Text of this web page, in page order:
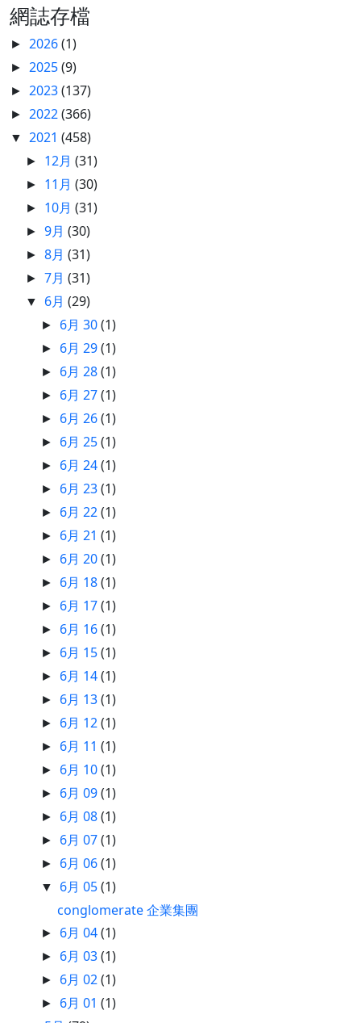
網誌存檔
► 2026(1)
► 2025(9)
► 2023(137)
► 2022(366)
▼ 2021 (458)
► 12月(31)
► 11月(30)
► 10月(31)
►9月(30)
►8月(31)
►7月(31)
▼ 6月(29)
► 6月 30(1)
► 6月 29(1)
► 6月 28(1)
► 6月 27(1)
► 6月 26(1)
► 6月 25(1)
► 6月 24(1)
► 6月 23(1)
► 6月 22(1)
► 6月 21(1)
► 6月 20(1)
► 6月 18(1)
► 6月 17(1)
► 6月 16(1)
► 6月 15(1)
► 6月 14(1)
► 6月 13(1)
► 6月 12(1)
► 6月 11(1)
► 6月 10(1)
► 6月 09(1)
► 6月 08(1)
► 6月 07(1)
► 6月 06(1)
▼ 6月 05(1)
conglomerate 企業集團
► 6月 04(1)
► 6月 03(1)
► 6月 02(1)
► 6月 01(1)